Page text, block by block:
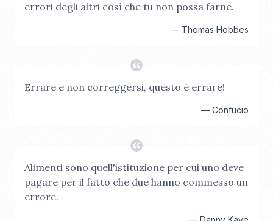
errori degli altri così che tu non possa farne.
— Thomas Hobbes
Errare e non correggersi, questo è errare!
— Confucio
Alimenti sono quell'istituzione per cui uno deve
pagare per il fatto che due hanno commesso un
errore.